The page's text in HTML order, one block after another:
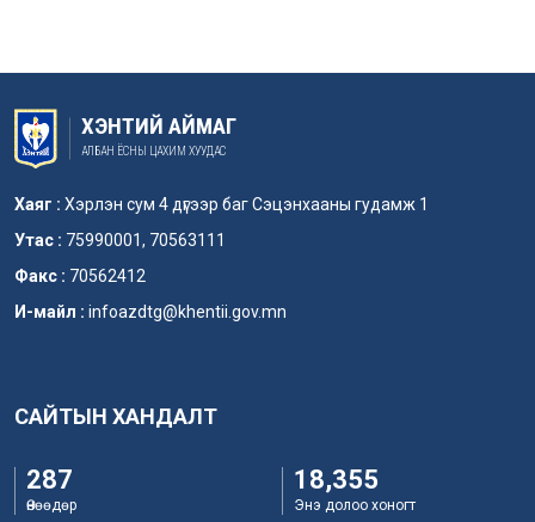
ХЭНТИЙ АЙМАГ
АЛБАН ЁСНЫ ЦАХИМ ХУУДАС
Хаяг : Хэрлэн сум 4 дүгээр баг Сэцэнхааны гудамж 1
Утас : 75990001, 70563111
Факс : 70562412
И-майл : infoazdtg@khentii.gov.mn
САЙТЫН ХАНДАЛТ
287
Өнөөдөр
18,355
Энэ долоо хоногт